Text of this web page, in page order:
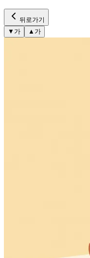
뒤로가기
▼ 가 ▲ 가